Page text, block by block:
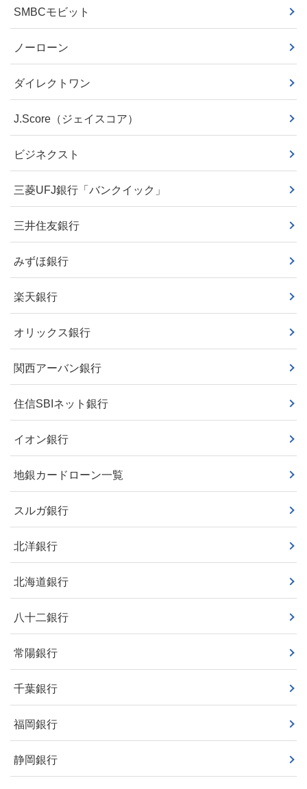
SMBCモビット
ノーローン
ダイレクトワン
J.Score（ジェイスコア）
ビジネクスト
三菱UFJ銀行「バンクイック」
三井住友銀行
みずほ銀行
楽天銀行
オリックス銀行
関西アーバン銀行
住信SBIネット銀行
イオン銀行
地銀カードローン一覧
スルガ銀行
北洋銀行
北海道銀行
八十二銀行
常陽銀行
千葉銀行
福岡銀行
静岡銀行